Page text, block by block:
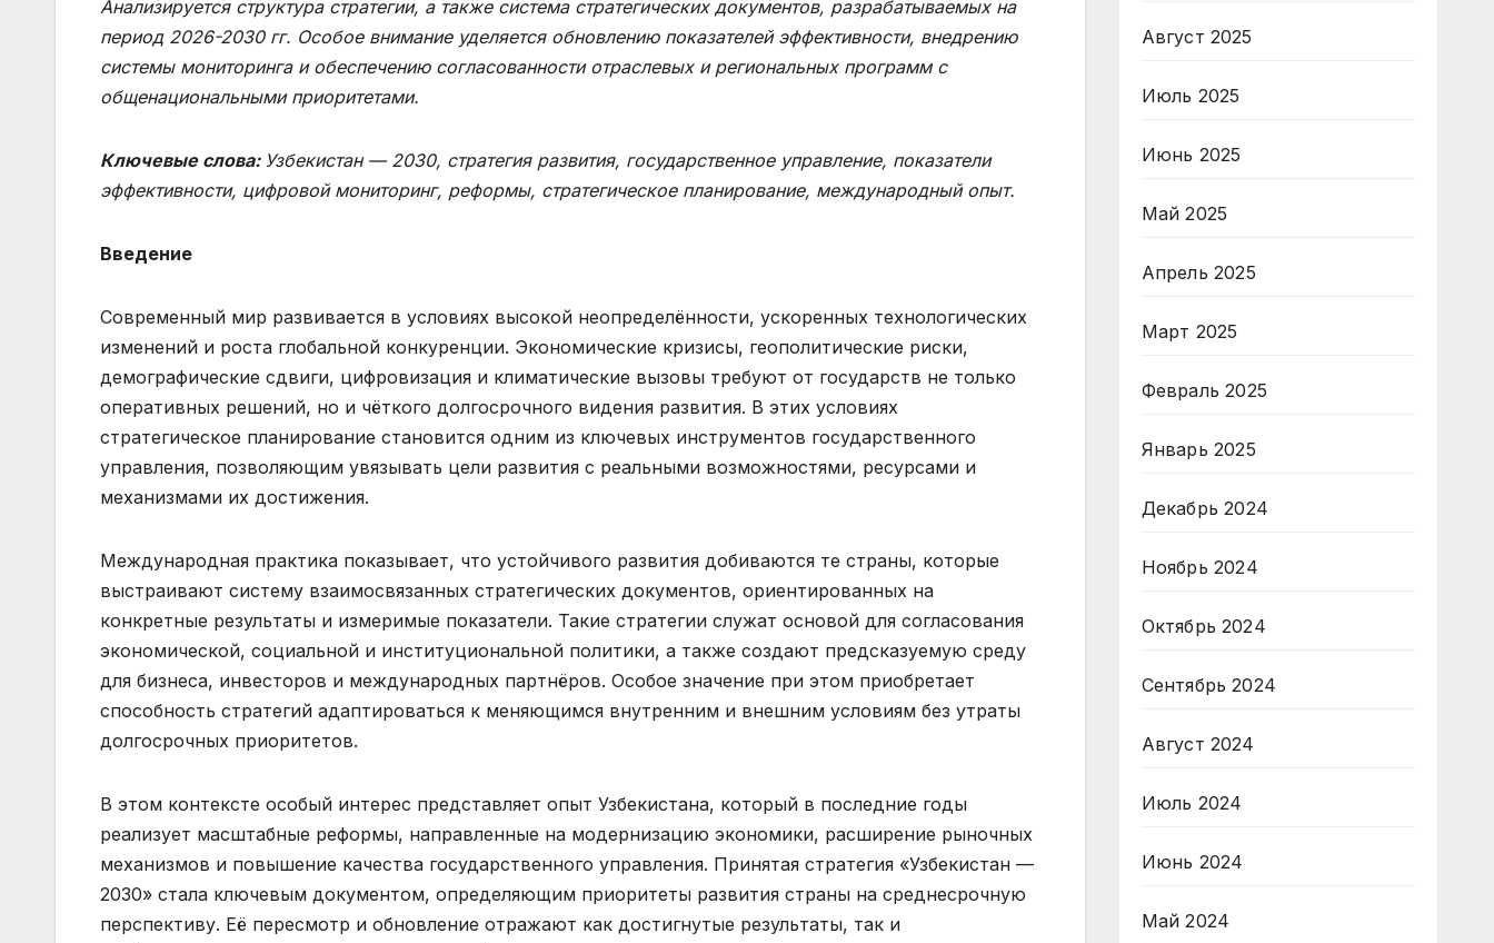
Анализируется структура стратегии, а также система стратегических документов, разрабатываемых на
период 2026-2030 гг. Особое внимание уделяется обновлению показателей эффективности, внедрению
системы мониторинга и обеспечению согласованности отраслевых и региональных программ с
общенациональными приоритетами.
Ключевые слова: Узбекистан — 2030, стратегия развития, государственное управление, показатели
эффективности, цифровой мониторинг, реформы, стратегическое планирование, международный опыт.
Введение
Современный мир развивается в условиях высокой неопределённости, ускоренных технологических
изменений и роста глобальной конкуренции. Экономические кризисы, геополитические риски,
демографические сдвиги, цифровизация и климатические вызовы требуют от государств не только
оперативных решений, но и чёткого долгосрочного видения развития. В этих условиях
стратегическое планирование становится одним из ключевых инструментов государственного
управления, позволяющим увязывать цели развития с реальными возможностями, ресурсами и
механизмами их достижения.
Международная практика показывает, что устойчивого развития добиваются те страны, которые
выстраивают систему взаимосвязанных стратегических документов, ориентированных на
конкретные результаты и измеримые показатели. Такие стратегии служат основой для согласования
экономической, социальной и институциональной политики, а также создают предсказуемую среду
для бизнеса, инвесторов и международных партнёров. Особое значение при этом приобретает
способность стратегий адаптироваться к меняющимся внутренним и внешним условиям без утраты
долгосрочных приоритетов.
В этом контексте особый интерес представляет опыт Узбекистана, который в последние годы
реализует масштабные реформы, направленные на модернизацию экономики, расширение рыночных
механизмов и повышение качества государственного управления. Принятая стратегия «Узбекистан —
2030» стала ключевым документом, определяющим приоритеты развития страны на среднесрочную
перспективу. Её пересмотр и обновление отражают как достигнутые результаты, так и
Август 2025
Июль 2025
Июнь 2025
Май 2025
Апрель 2025
Март 2025
Февраль 2025
Январь 2025
Декабрь 2024
Ноябрь 2024
Октябрь 2024
Сентябрь 2024
Август 2024
Июль 2024
Июнь 2024
Май 2024